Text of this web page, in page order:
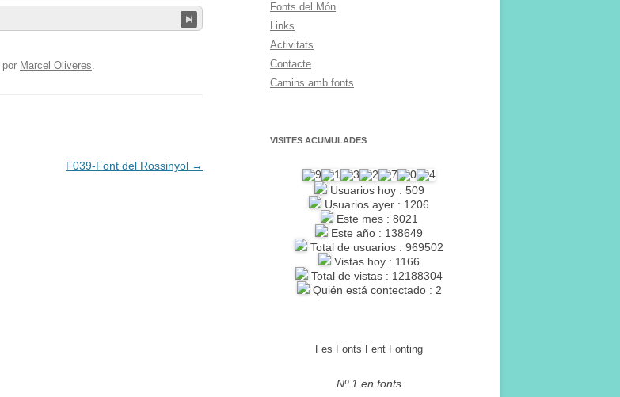
por Marcel Oliveres.
F039-Font del Rossinyol →
Fonts del Món
Links
Activitats
Contacte
Camins amb fonts
VISITES ACUMULADES
Usuarios hoy : 509
Usuarios ayer : 1206
Este mes : 8021
Este año : 138649
Total de usuarios : 969502
Vistas hoy : 1166
Total de vistas : 12188304
Quién está contectado : 2
Fes Fonts Fent Fonting
Nº 1 en fonts